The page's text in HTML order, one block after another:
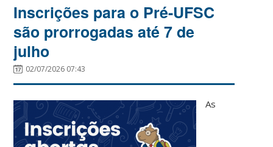
Inscrições para o Pré-UFSC
são prorrogadas até 7 de
julho
02/07/2026 07:43
As